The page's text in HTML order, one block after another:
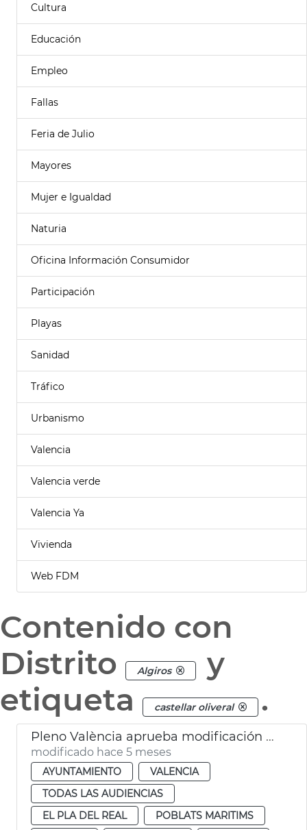
Cultura
Educación
Empleo
Fallas
Feria de Julio
Mayores
Mujer e Igualdad
Naturia
Oficina Información Consumidor
Participación
Playas
Sanidad
Tráfico
Urbanismo
Valencia
Valencia verde
Valencia Ya
Vivienda
Web FDM
Contenido con
Distrito
Algiros
y
etiqueta
castellar oliveral .
Pleno València aprueba modificación PGOU cambio uso parcelas Telefónica
modificado hace 5 meses
AYUNTAMIENTO
VALENCIA
TODAS LAS AUDIENCIAS
EL PLA DEL REAL
POBLATS MARITIMS